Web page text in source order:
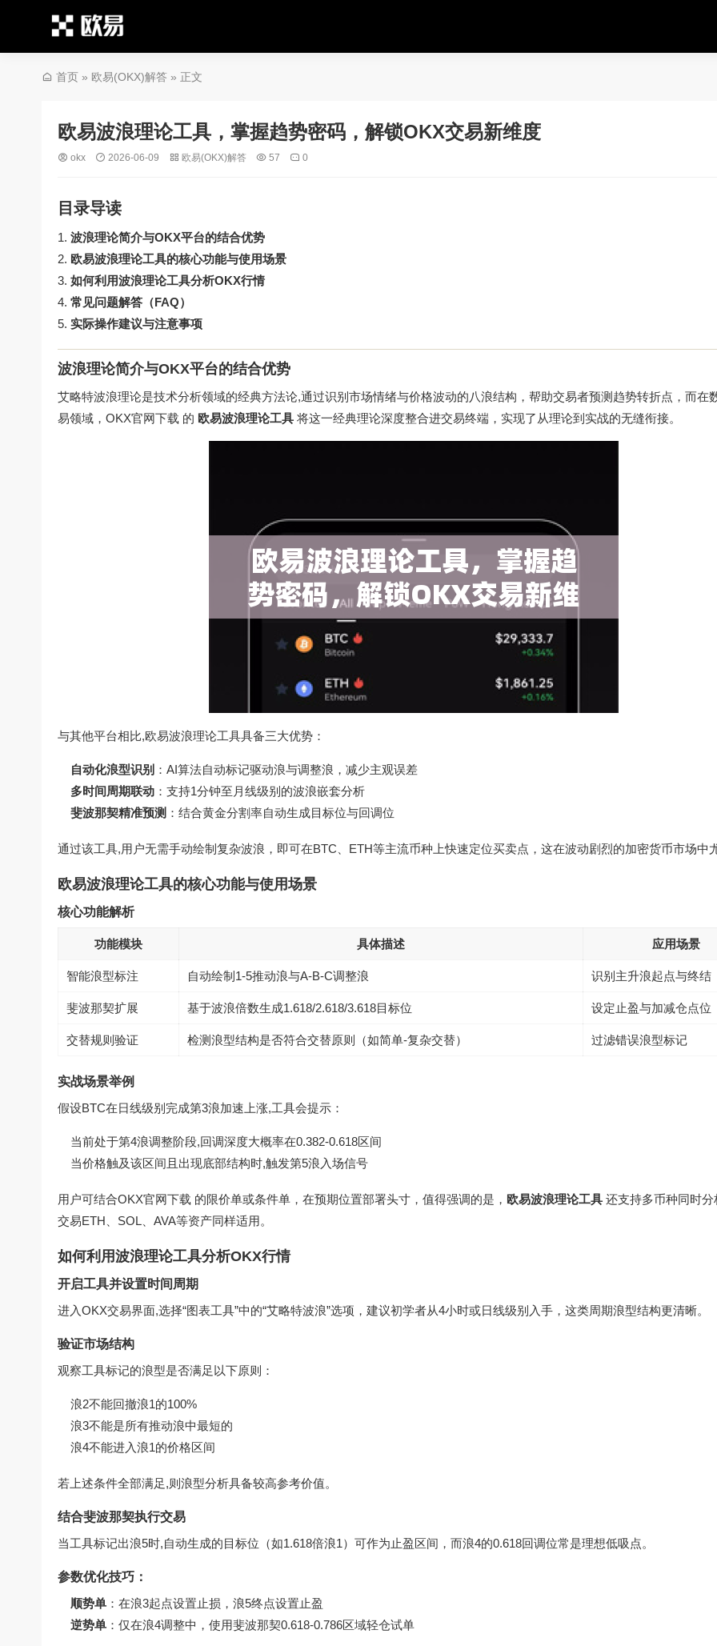
首页 » 欧易(OKX)解答 » 正文
欧易波浪理论工具，掌握趋势密码，解锁OKX交易新维度
okx 2026-06-09 欧易(OKX)解答 57 0
目录导读
波浪理论简介与OKX平台的结合优势
欧易波浪理论工具的核心功能与使用场景
如何利用波浪理论工具分析OKX行情
常见问题解答（FAQ）
实际操作建议与注意事项
波浪理论简介与OKX平台的结合优势
艾略特波浪理论是技术分析领域的经典方法论,通过识别市场情绪与价格波动的八浪结构，帮助交易者预测趋势转折点，而在
易领域， OKX官网下载 的 欧易波浪理论工具 将这一经典理论深度整合进交易终端，实现了从理论到实战的无缝衔接。
与其他平台相比,欧易波浪理论工具具备三大优势：
自动化浪型识别 ：AI算法自动标记驱动浪与调整浪，减少主观误差
多时间周期联动 ：支持1分钟至月线级别的波浪嵌套分析
斐波那契精准预测 ：结合黄金分割率自动生成目标位与回调位
通过该工具,用户无需手动绘制复杂波浪，即可在BTC、ETH等主流币种上快速定位买卖点，这在波动剧烈的加密货币市场中
欧易波浪理论工具的核心功能与使用场景
核心功能解析
功能模块 具体描述 应用场景
智能浪型标注 自动绘制1-5推动浪与A-B-C调整浪 识别主升浪起点与终结
斐波那契扩展 基于波浪倍数生成1.618/2.618/3.618目标位 设定止盈与加减仓点位
交替规则验证 检测浪型结构是否符合交替原则（如简单-复杂交替） 过滤错误浪型标记
实战场景举例
假设BTC在日线级别完成第3浪加速上涨,工具会提示：
当前处于第4浪调整阶段,回调深度大概率在0.382-0.618区间
当价格触及该区间且出现底部结构时,触发第5浪入场信号
用户可结合OKX官网下载 的限价单或条件单，在预期位置部署头寸，值得强调的是， 欧易波浪理论工具 还支持多币种同时分
交易ETH、SOL、AVA等资产同样适用。
如何利用波浪理论工具分析OKX行情
开启工具并设置时间周期
进入OKX交易界面,选择“图表工具”中的“艾略特波浪”选项，建议初学者从4小时或日线级别入手，这类周期浪型结构更清晰。
验证市场结构
观察工具标记的浪型是否满足以下原则：
浪2不能回撤浪1的100%
浪3不能是所有推动浪中最短的
浪4不能进入浪1的价格区间
若上述条件全部满足,则浪型分析具备较高参考价值。
结合斐波那契执行交易
当工具标记出浪5时,自动生成的目标位（如1.618倍浪1）可作为止盈区间，而浪4的0.618回调位常是理想低吸点。
参数优化技巧：
顺势单 ：在浪3起点设置止损，浪5终点设置止盈
逆势单 ：仅在浪4调整中，使用斐波那契0.618-0.786区域轻仓试单